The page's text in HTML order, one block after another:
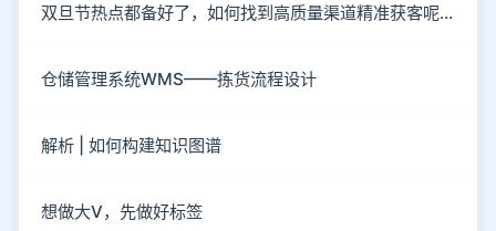
双旦节热点都备好了，如何找到高质量渠道精准获客呢？
仓储管理系统WMS——拣货流程设计
解析 | 如何构建知识图谱
想做大V，先做好标签